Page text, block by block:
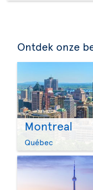
Ontdek onze
Montreal
Québec